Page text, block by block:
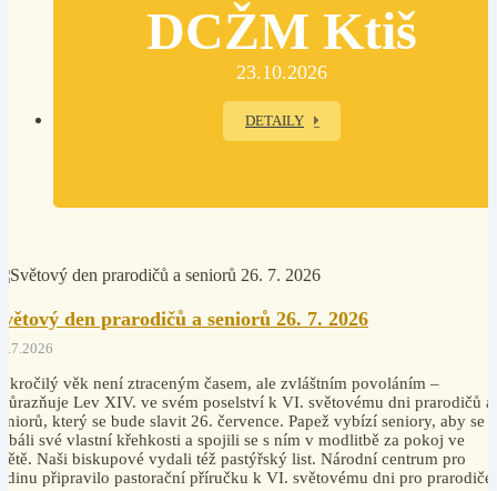
DCŽM Ktiš
23.10.2026
DETAILY
den prarodičů a seniorů 26. 7. 2026
věk není ztraceným časem, ale zvláštním povoláním –
Lev XIV. ve svém poselství k VI. světovému dni prarodičů a
který se bude slavit 26. července. Papež vybízí seniory, aby se
své vlastní křehkosti a spojili se s ním v modlitbě za pokoj ve
Naši biskupové vydali též pastýřský list. Národní centrum pro
připravilo pastorační příručku k VI. světovému dni pro prarodiče